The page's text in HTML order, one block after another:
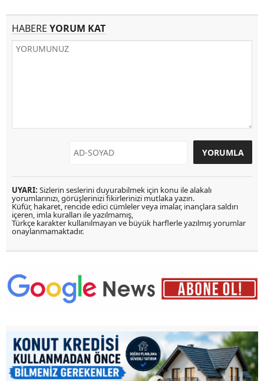
HABERE YORUM KAT
UYARI: Sizlerin seslerini duyurabilmek için konu ile alakalı
yorumlarınızı, görüşlerinizi fikirlerinizi mutlaka yazın.
Küfür, hakaret, rencide edici cümleler veya imalar, inançlara saldırı
içeren, imla kuralları ile yazılmamış,
Türkçe karakter kullanılmayan ve büyük harflerle yazılmış yorumlar
onaylanmamaktadır.